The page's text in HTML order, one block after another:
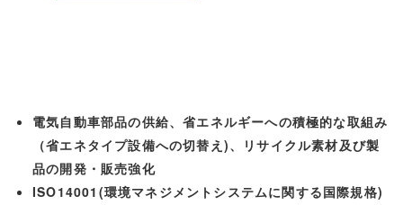
電気自動車部品の供給、省エネルギーへの積極的な取組み
（省エネタイプ設備への切替え)、リサイクル素材及び製
品の開発・販売強化
ISO14001(環境マネジメントシステムに関する国際規格)